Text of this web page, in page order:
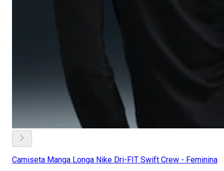
Camiseta Manga Longa Nike Dri-FIT Swift Crew - Feminina